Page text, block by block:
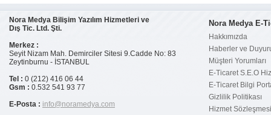
E-ticaretinizi aktif kılmanın 20
Türkiye`de e-ticaret geçen yıla
Neden Sanal Pos Alamıyorum?
Başvurulur?
Nora Medya Bilişim Yazılım Hizmetleri ve
Dış Tic. Ltd. Şti.
Merkez :
Seyit Nizam Mah. Demirciler Sitesi 9.Cadde No: 83
Zeytinburnu - İSTANBUL
Tel : 0 (212) 416 06 44
Gsm : 0.532 541 93 77
E-Posta : info@noramedya.com
Nora Medya E-
Hakkımızda
Haberler ve
Müşteri Yorumları
E-Ticaret S.E.O
E-Ticaret Bilgi
Gizlilik Politikası
Hizmet Sözleşmesi